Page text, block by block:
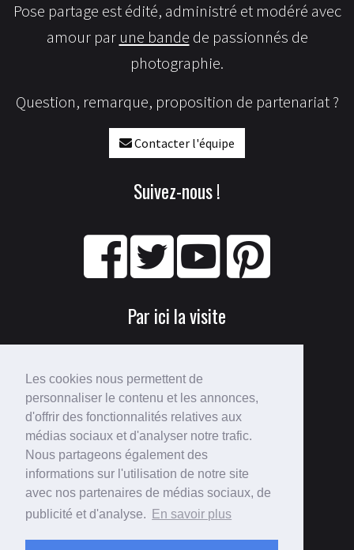
Les cookies nous permettent de
personnaliser le contenu et les annonces,
d'offrir des fonctionnalités relatives aux
médias sociaux et d'analyser notre trafic.
Nous partageons également des
informations sur l'utilisation de notre site
avec nos partenaires de médias sociaux, de
publicité et d'analyse.
En savoir plus
Pose partage est édité, administré et modéré avec
amour par une bande de passionnés de
photographie.
Question, remarque, proposition de partenariat ?
Contacter l'équipe
Suivez-nous !
Par ici la visite
Perdu ?
Voici le plan du site!